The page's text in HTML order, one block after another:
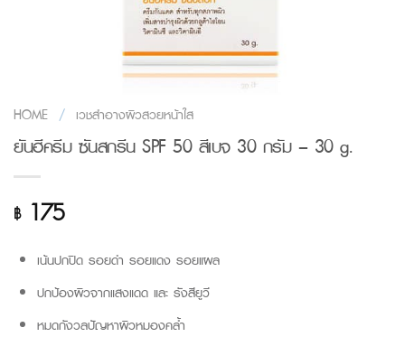
HOME / เวชสำอางผิวสวยหน้าใส
ยันฮีครีม ซันสกรีน SPF 50 สีเบจ 30 กรัม – 30 g.
฿175
เน้นปกปิด รอยดำ รอยแดง รอยแผล
ปกป้องผิวจากแสงแดด และ รังสียูวี
หมดกังวลปัญหาผิวหมองคล้ำ